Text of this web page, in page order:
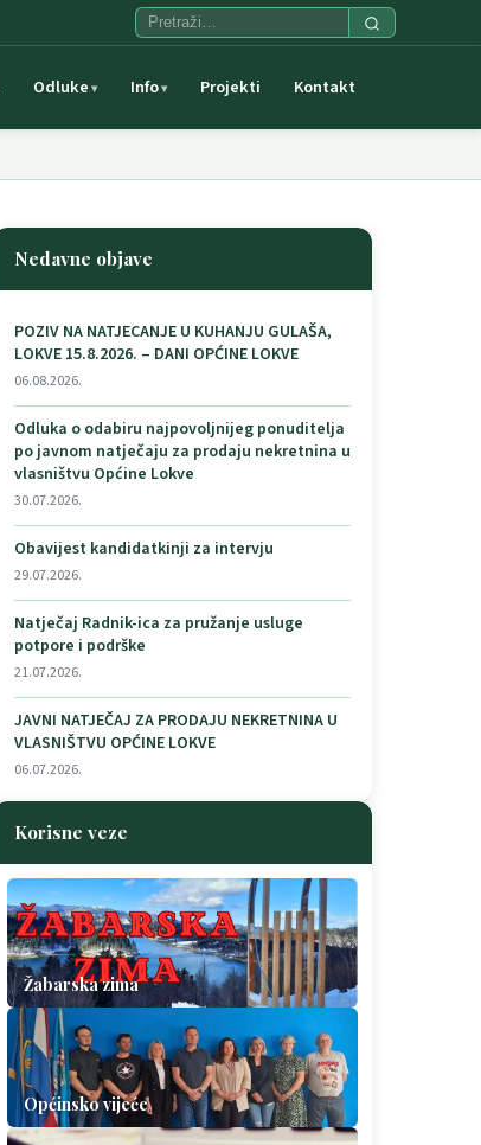
Odluke Info Projekti Kontakt
Nedavne objave
POZIV NA NATJECANJE U KUHANJU GULAŠA,
LOKVE 15.8.2026. – DANI OPĆINE LOKVE
06.08.2026.
Odluka o odabiru najpovoljnijeg ponuditelja
po javnom natječaju za prodaju nekretnina u
vlasništvu Općine Lokve
30.07.2026.
Obavijest kandidatkinji za intervju
29.07.2026.
Natječaj Radnik-ica za pružanje usluge
potpore i podrške
21.07.2026.
JAVNI NATJEČAJ ZA PRODAJU NEKRETNINA U
VLASNIŠTVU OPĆINE LOKVE
06.07.2026.
Korisne veze
Žabarska zima
Općinsko vijeće